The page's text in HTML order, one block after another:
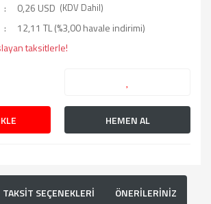
0,26 USD (KDV Dahil)
12,11 TL (%3,00 havale indirimi)
taksitlerle!
HEMEN AL
TAKSİT SEÇENEKLERİ ÖNERİLERİNİZ